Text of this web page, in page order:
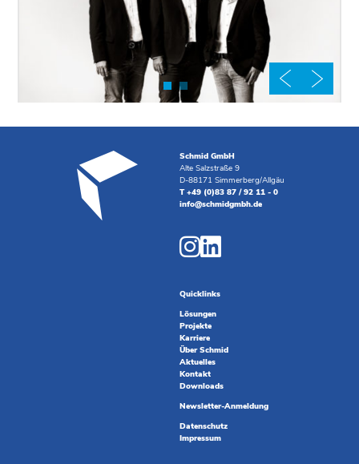
Schmid GmbH
Alte Salzstraße 9
D-88171 Simmerberg/Allgäu
T +49 (0)83 87 / 92 11 - 0
info@schmidgmbh.de
Quicklinks
Lösungen
Projekte
Karriere
Über Schmid
Aktuelles
Kontakt
Downloads
Newsletter-Anmeldung
Datenschutz
Impressum